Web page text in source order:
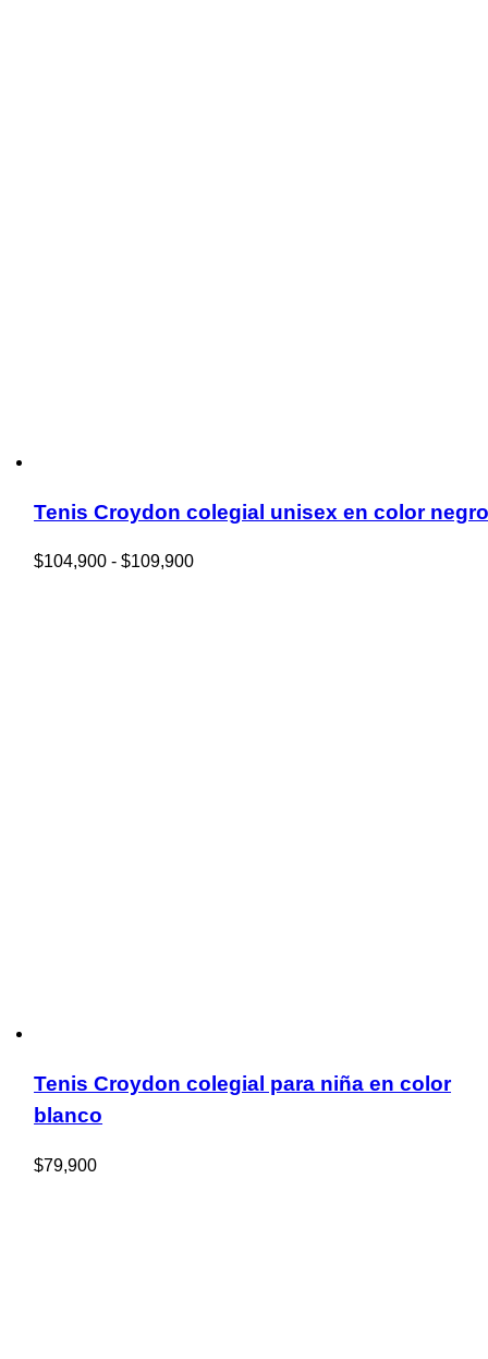
Tenis Croydon colegial unisex en color
$104,900 - $109,900Rango
Tenis Croydon colegial para niña en color
blanco
$79,900